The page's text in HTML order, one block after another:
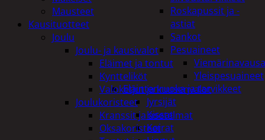
Roskapussit ja -
astiat
Sankot
Pesuaineet
Yleispesuaineet
Eläintenruoka ja tarvikkeet
Jyrsijät
Kissat
Koirat
Mausteet
Kausituotteet
Joulu
Joulu- ja kausivalot
Eläimet ja tontut
Kyntteliköt
Valoketjut ja kuusenvalot
Joulukoristeet
Kranssit ja asetelmat
Oksakoristeet